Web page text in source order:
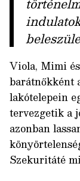
Viola, Mimi
barátnőkként
lakótelepein
tervezgetik a
azonban
Szekuritáté